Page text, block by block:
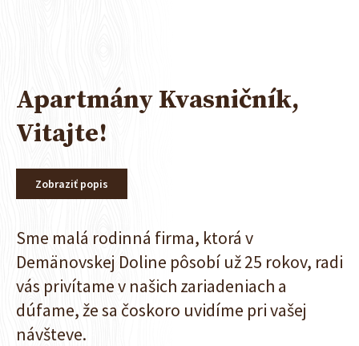
Apartmány Kvasničník,
Vitajte!
Zobraziť popis
Sme malá rodinná firma, ktorá v
Demänovskej Doline pôsobí už 25 rokov, radi
vás privítame v našich zariadeniach a
dúfame, že sa čoskoro uvidíme pri vašej
návšteve.